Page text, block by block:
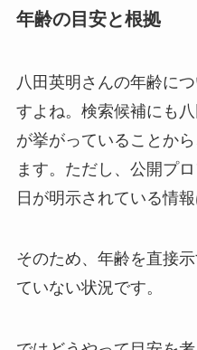
年齢の目安と根拠
八田英明さんの年齢に
すよね。検索候補にも
が挙がっていることか
ます。ただし、公開プ
日が明示されている情
そのため、年齢を直接
ていない状況です。